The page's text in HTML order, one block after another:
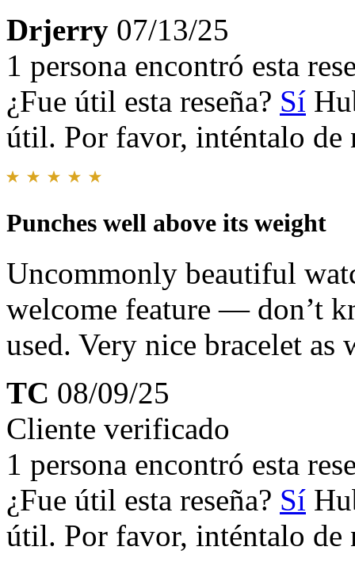
Drjerry 07/13/25
1 persona encontró esta
¿Fue útil esta reseña? Sí
útil. Por favor, inténtalo de
Punches well above its weight
Uncommonly beautiful
welcome feature — don’t
used. Very nice bracelet as
TC 08/09/25
Cliente verificado
1 persona encontró esta
¿Fue útil esta reseña? Sí
útil. Por favor, inténtalo de